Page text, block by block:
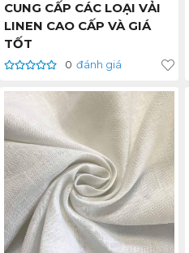
CUNG CẤP CÁC LOẠI VẢI
LINEN CAO CẤP VÀ GIÁ
TỐT
0 đánh giá